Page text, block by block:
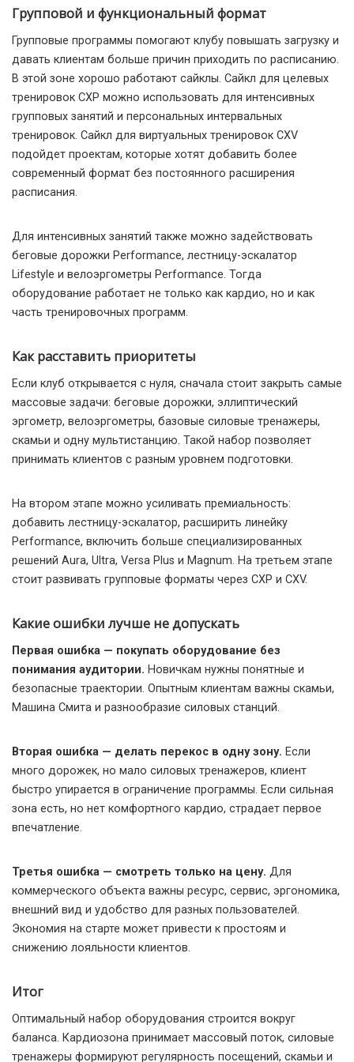
Групповой и функциональный формат
Групповые программы помогают клубу повышать загрузку и
давать клиентам больше причин приходить по расписанию.
В этой зоне хорошо работают сайклы. Сайкл для целевых
тренировок CXP можно использовать для интенсивных
групповых занятий и персональных интервальных
тренировок. Сайкл для виртуальных тренировок CXV
подойдет проектам, которые хотят добавить более
современный формат без постоянного расширения
расписания.
Для интенсивных занятий также можно задействовать
беговые дорожки Performance, лестницу-эскалатор
Lifestyle и велоэргометры Performance. Тогда
оборудование работает не только как кардио, но и как
часть тренировочных программ.
Как расставить приоритеты
Если клуб открывается с нуля, сначала стоит закрыть самые
массовые задачи: беговые дорожки, эллиптический
эргометр, велоэргометры, базовые силовые тренажеры,
скамьи и одну мультистанцию. Такой набор позволяет
принимать клиентов с разным уровнем подготовки.
На втором этапе можно усиливать премиальность:
добавить лестницу-эскалатор, расширить линейку
Performance, включить больше специализированных
решений Aura, Ultra, Versa Plus и Magnum. На третьем этапе
стоит развивать групповые форматы через CXP и CXV.
Какие ошибки лучше не допускать
Первая ошибка — покупать оборудование без
понимания аудитории. Новичкам нужны понятные и
безопасные траектории. Опытным клиентам важны скамьи,
Машина Смита и разнообразие силовых станций.
Вторая ошибка — делать перекос в одну зону. Если
много дорожек, но мало силовых тренажеров, клиент
быстро упирается в ограничение программы. Если сильная
зона есть, но нет комфортного кардио, страдает первое
впечатление.
Третья ошибка — смотреть только на цену. Для
коммерческого объекта важны ресурс, сервис, эргономика,
внешний вид и удобство для разных пользователей.
Экономия на старте может привести к простоям и
снижению лояльности клиентов.
Итог
Оптимальный набор оборудования строится вокруг
баланса. Кардиозона принимает массовый поток, силовые
тренажеры формируют регулярность посещений, скамьи и